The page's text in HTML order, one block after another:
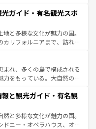
イスならではのユニークな
けでなく町歩きも満喫する
いため物価も高いが、旅行
ビスもあり、うまく活用すれ
ガイド・有名観光スポ
と多様な文化が魅力の国。
カリフォルニアまで、訪れる
ョッピング、エンターテイ
スポットだ。一方、アメリカ
ランドキャニオンやイエロー
楽と美食が融合した独特の
の各地域で異なる魅力を楽
な歴史を感じることができ
プや列車の旅も、アメリカ
まれ、多くの島で構成される
力をもっている。大自然の神
番の観光地といえばオアフ
らマウイ島やカウアイ島が
に輝く海をはじめ、豊かな
「アロハスピリット」と呼ば
と観光ガイド・有名観
と多様な文化が魅力の国。
ドニー・オペラハウス、オー